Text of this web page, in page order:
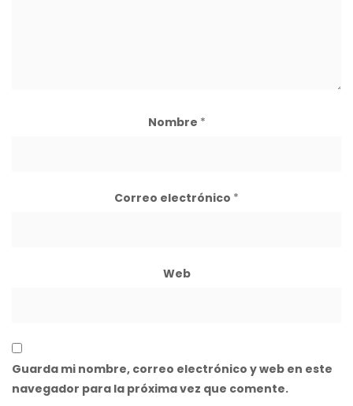
Nombre *
Correo electrónico *
Web
Guarda mi nombre, correo electrónico y web en este
navegador para la próxima vez que comente.